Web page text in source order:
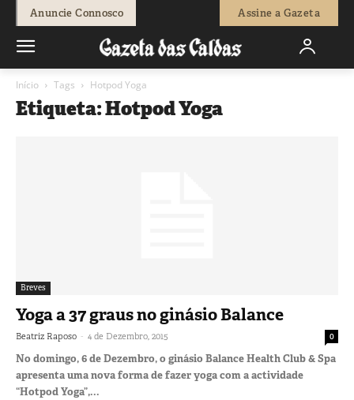
Anuncie Connosco Assine a Gazeta
Início Tags Hotpod Yoga
Etiqueta: Hotpod Yoga
Breves
Yoga a 37 graus no ginásio Balance
Beatriz Raposo - 4 de Dezembro, 2015 0
No domingo, 6 de Dezembro, o ginásio Balance Health Club & Spa
apresenta uma nova forma de fazer yoga com a actividade
“Hotpod Yoga”,...